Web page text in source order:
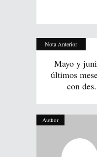
Nota Anterior
Mayo y
últimos
con
Author